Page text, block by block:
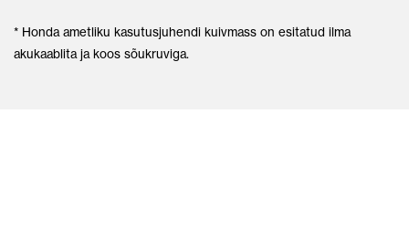
* Honda ametliku kasutusjuhendi kuivmass on esitatud ilma
akukaablita ja koos sõukruviga.